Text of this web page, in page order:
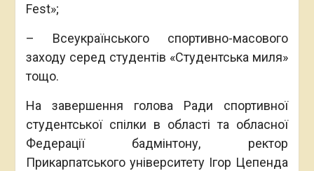
Fest»;
– Всеукраїнського спортивно-масового
заходу серед студентів «Студентська миля»
тощо.
На завершення голова Ради спортивної
студентської спілки в області та обласної
Федерації бадмінтону, ректор
Прикарпатського університету Ігор Цепенда